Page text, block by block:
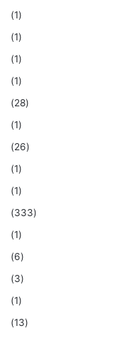
(1)
(1)
(1)
(1)
(28)
(1)
(26)
(1)
(1)
(333)
(1)
(6)
(3)
(1)
(13)